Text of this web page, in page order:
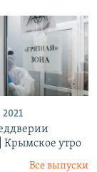
Крымское утро
Все выпуски